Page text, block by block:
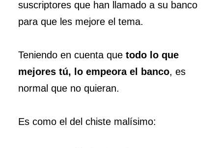
suscriptores que han llamado a su banco
para que les mejore el tema.
Teniendo en cuenta quetodo lo que
mejores tú, lo empeora el banco, es
normal que no quieran.
Es como el del chiste malísimo: